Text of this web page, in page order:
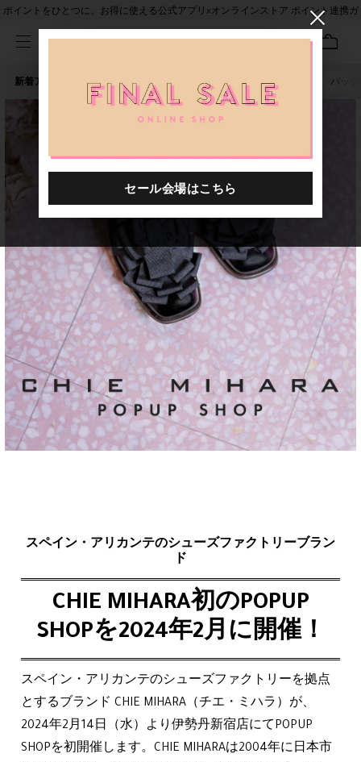
ポイントをひとつに。お得に使える公式アプリ×オンラインストア ポイント連携ガ
新着アイテム 人気ワード セール 40th限定 バッグ
スペイン・アリカンテのシューズファクトリーブラン
ド
CHIE MIHARA初のPOPUP
SHOPを2024年2月に開催！
スペイン・アリカンテのシューズファクトリーを拠点
とするブランド CHIE MIHARA（チエ・ミハラ）が、
2024年2月14日（水）より伊勢丹新宿店にてPOPUP
SHOPを初開催します。CHIE MIHARAは2004年に日本市